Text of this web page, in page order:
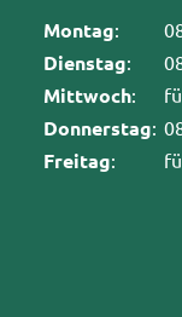
Montag:
Dienstag:
Mittwoch:
Donnerstag:
Freitag: